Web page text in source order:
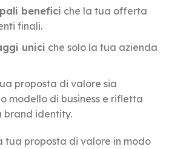
benefici che la tua offerta
finali.
unici che solo la tua azienda
proposta di valore sia
modello di business e rifletta
brand identity.
tua proposta di valore in modo